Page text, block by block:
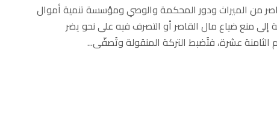
من الميراث ودور المحكمة والوصي ومؤسسة تنمية أموال
إلى منع ضياع مال القاصر أو التصرف فيه على نحو يضر
الثامنة عشرة، فتُضبط التركة المنقولة وتُصفّى...